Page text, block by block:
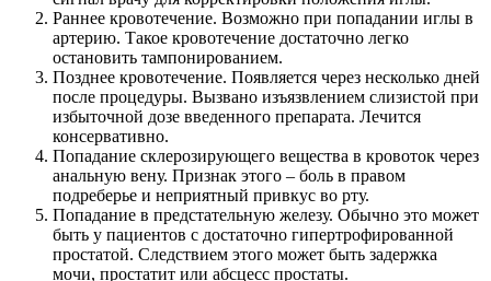
Раннее кровотечение. Возможно при попадании иглы в
артерию. Такое кровотечение достаточно легко
остановить тампонированием.
Позднее кровотечение. Появляется через несколько дней
после процедуры. Вызвано изъязвлением слизистой при
избыточной дозе введенного препарата. Лечится
консервативно.
Попадание склерозирующего вещества в кровоток через
анальную вену. Признак этого – боль в правом
подреберье и неприятный привкус во рту.
Попадание в предстательную железу. Обычно это может
быть у пациентов с достаточно гипертрофированной
простатой. Следствием этого может быть задержка
мочи, простатит или абсцесс простаты.